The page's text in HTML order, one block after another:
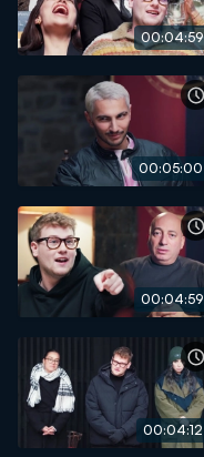
00:04:59
00:05:00
00:04:59
00:04:12